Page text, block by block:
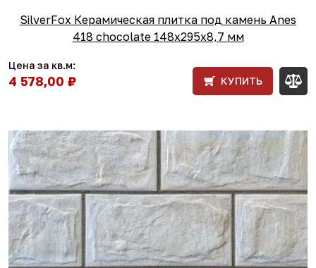
SilverFox Керамическая плитка под камень Anes
418 chocolate 148x295х8,7 мм
Цена за кв.м:
4 578,00 ₽ КУПИТЬ